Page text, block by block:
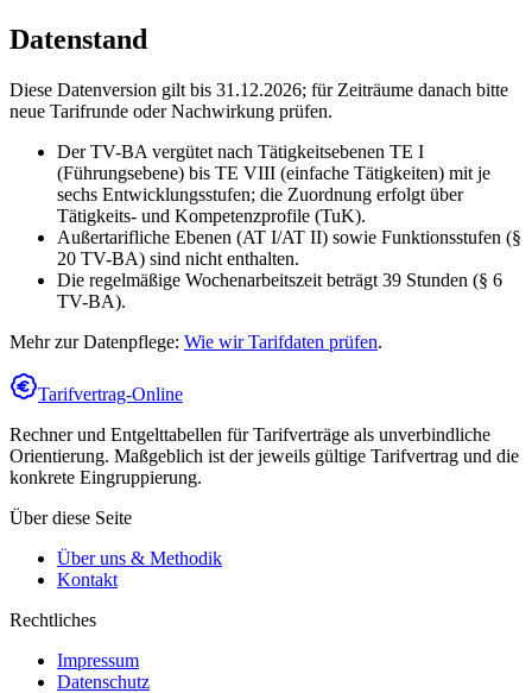
Datenstand
Diese Datenversion gilt bis 31.12.2026; für Zeiträume danach bitte
neue Tarifrunde oder Nachwirkung prüfen.
Der TV-BA vergütet nach Tätigkeitsebenen TE I
(Führungsebene) bis TE VIII (einfache Tätigkeiten) mit je
sechs Entwicklungsstufen; die Zuordnung erfolgt über
Tätigkeits- und Kompetenzprofile (TuK).
Außertarifliche Ebenen (AT I/AT II) sowie Funktionsstufen (§
20 TV-BA) sind nicht enthalten.
Die regelmäßige Wochenarbeitszeit beträgt 39 Stunden (§ 6
TV-BA).
Mehr zur Datenpflege: Wie wir Tarifdaten prüfen.
Tarifvertrag-Online
Rechner und Entgelttabellen für Tarifverträge als unverbindliche
Orientierung. Maßgeblich ist der jeweils gültige Tarifvertrag und die
konkrete Eingruppierung.
Über diese Seite
Über uns & Methodik
Kontakt
Rechtliches
Impressum
Datenschutz